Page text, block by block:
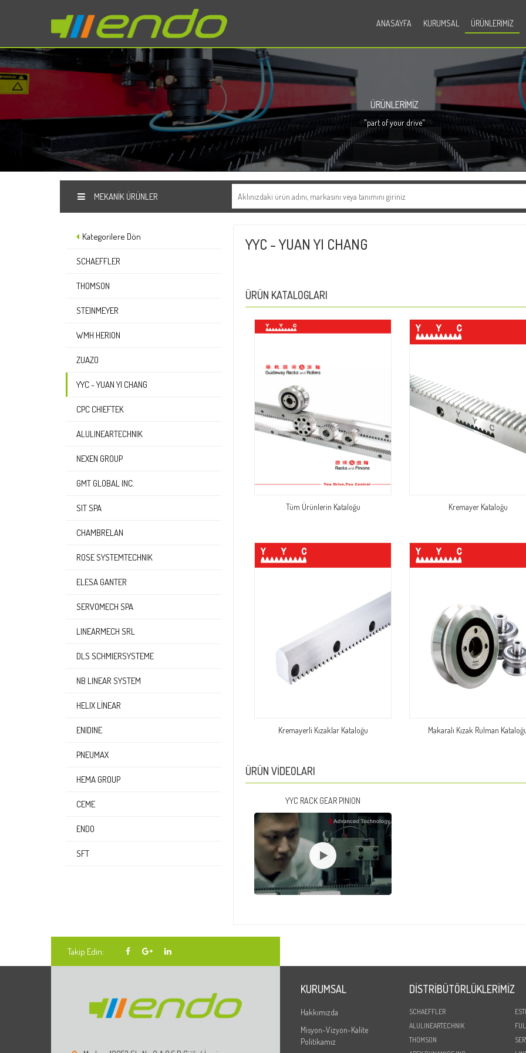
ANASAYFA KURUMSAL ÜRÜNLERIMIZ
ÜRÜNLERIMIZ
"part of your drive"
MEKANIK ÜRÜNLER
Kategorilere Dön
SCHAEFFLER
THOMSON
STEINMEYER
WMH HERION
ZUAZO
YYC - YUAN YI CHANG
CPC CHIEFTEK
ALULINEARTECHNIK
NEXEN GROUP
GMT GLOBAL INC.
SIT SPA
CHAMBRELAN
ROSE SYSTEMTECHNIK
ELESA GANTER
SERVOMECH SPA
LINEARMECH SRL
DLS SCHMIERSYSTEME
NB LINEAR SYSTEM
HELIX LINEAR
ENIDINE
PNEUMAX
HEMA GROUP
CEME
ENDO
SFT
YYC - YUAN YI CHANG
ÜRÜN KATALOGLARI
Tüm Ürünlerin Kataloğu Kremayer Kataloğu
Kremayerli Kızaklar Kataloğu Makaralı Kızak Rulman
ÜRÜN VIDEOLARI
YYC RACK GEAR PINION
Takip Edin:
KURUMSAL
Hakkımızda
Misyon-Vizyon-Kalite
Politikamız
DİSTRİBÜTÖRLÜKLERİMİZ
SCHAEFFLER
ALULINEARTECHNIK
THOMSON